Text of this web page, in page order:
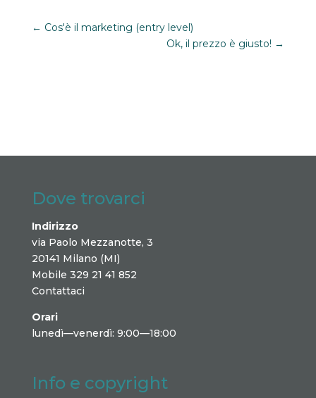
← Cos'è il marketing (entry level)
Ok, il prezzo è giusto! →
Dove trovarci
Indirizzo
via Paolo Mezzanotte, 3
20141 Milano (MI)
Mobile 329 21 41 852
Contattaci
Orari
lunedì—venerdì: 9:00—18:00
Info e copyright